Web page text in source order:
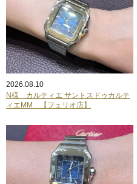
2026.08.10
N様 カルティエ サントスドゥカルテ
ィエMM 【フェリオ店】